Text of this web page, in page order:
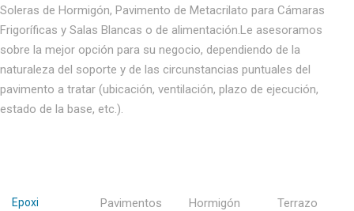
Soleras de Hormigón, Pavimento de Metacrilato para Cámaras
Frigoríficas y Salas Blancas o de alimentación.Le asesoramos
sobre la mejor opción para su negocio, dependiendo de la
naturaleza del soporte y de las circunstancias puntuales del
pavimento a tratar (ubicación, ventilación, plazo de ejecución,
estado de la base, etc.).
Epoxi
Pavimentos
Hormigón
Terrazo